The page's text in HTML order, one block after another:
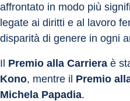
affrontato in modo più
legate ai diritti e al lavoro
disparità di genere in ogni
Il Premio alla Carriera è
Kono, mentre il Premio
Michela Papadia.